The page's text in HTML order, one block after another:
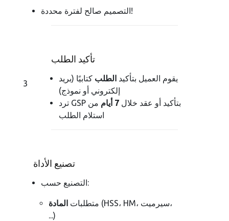
التصميم صالح لفترة محددة!
3
تأكيد الطلب
يقوم العميل بتأكيدالطلب كتابيًا (بريد
إلكتروني أو نموذج)
ترد GSP بتأكيد أو عقد خلال7 أيام
من
استلام الطلب
تصنيع الأداة
التصنيع حسب:
متطلباتالمادة
(HSS، HM، سيرميت،
...)